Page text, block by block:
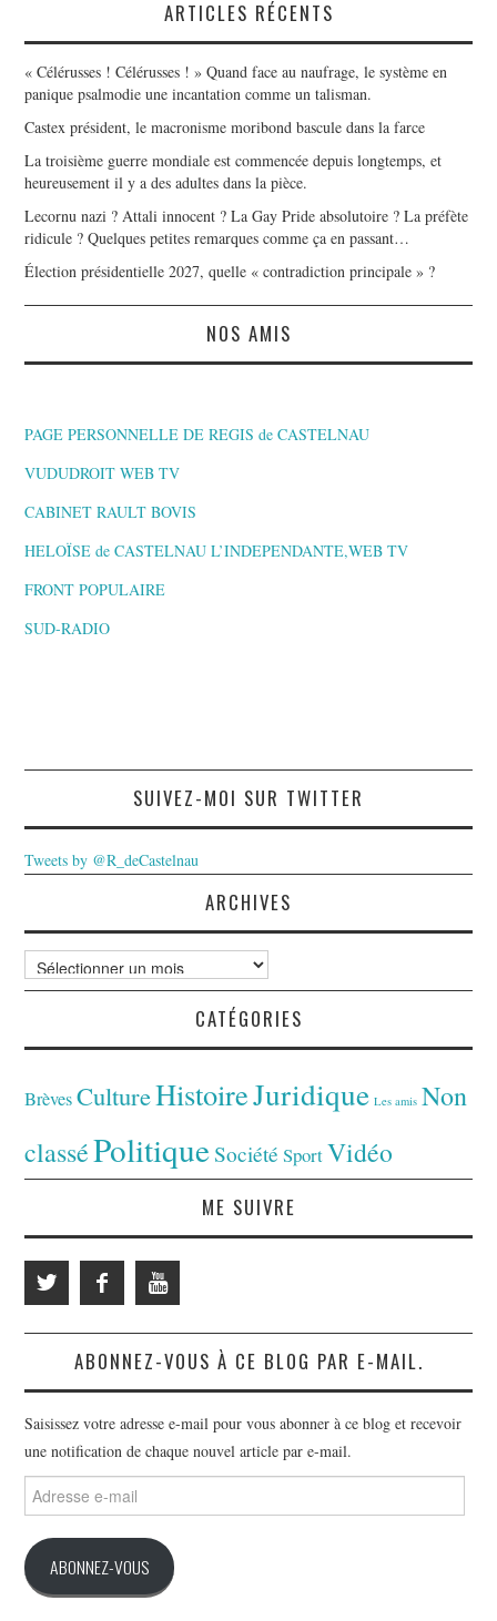
ARTICLES RÉCENTS
« Célérusses ! Célérusses ! » Quand face au naufrage, le système en
panique psalmodie une incantation comme un talisman.
Castex président, le macronisme moribond bascule dans la farce
La troisième guerre mondiale est commencée depuis longtemps, et
heureusement il y a des adultes dans la pièce.
Lecornu nazi ? Attali innocent ? La Gay Pride absolutoire ? La préfète
ridicule ? Quelques petites remarques comme ça en passant…
Élection présidentielle 2027, quelle « contradiction principale » ?
NOS AMIS
PAGE PERSONNELLE DE REGIS de CASTELNAU
VUDUDROIT WEB TV
CABINET RAULT BOVIS
HELOÏSE de CASTELNAU L’INDEPENDANTE,WEB TV
FRONT POPULAIRE
SUD-RADIO
SUIVEZ-MOI SUR TWITTER
Tweets by @R_deCastelnau
ARCHIVES
Archives
CATÉGORIES
Brèves CultureHistoireJuridique Les amis Non
classéPolitiqueSociété SportVidéo
ME SUIVRE
ABONNEZ-VOUS À CE BLOG PAR E-MAIL.
Saisissez votre adresse e-mail pour vous abonner à ce blog et recevoir
une notification de chaque nouvel article par e-mail.
Adresse
e-
ABONNEZ-VOUS